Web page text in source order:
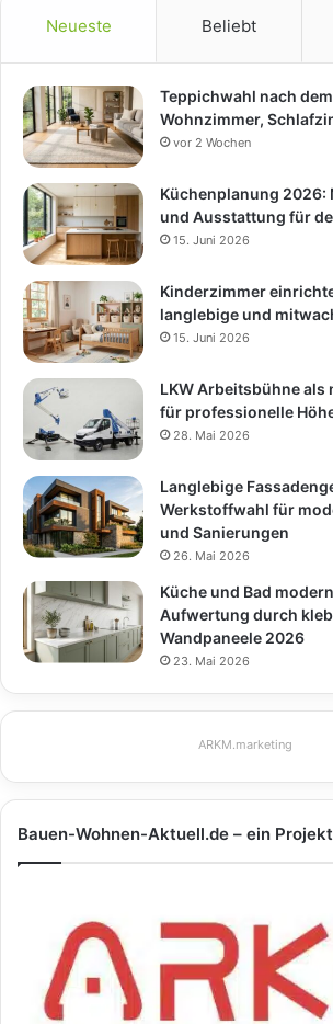
Neueste Beliebt
Teppichwahl nach
Wohnzimmer,
vor 2 Wochen
Küchenplanung 2026:
und Ausstattung für
15. Juni 2026
Kinderzimmer
langlebige und
15. Juni 2026
LKW Arbeitsbühne als
für professionelle
28. Mai 2026
Langlebige
Werkstoffwahl für
und Sanierungen
26. Mai 2026
Küche und Bad
Aufwertung durch
Wandpaneele 2026
23. Mai 2026
ARKM.marketing
Bauen-Wohnen-Aktuell.de – ein